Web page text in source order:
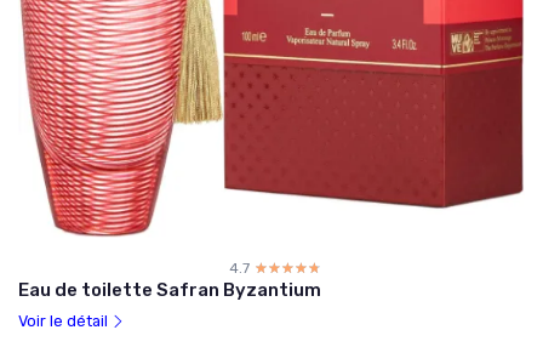
4.7 ☆☆☆☆☆
★★★★★
Eau de toilette Safran Byzantium
Voir le détail